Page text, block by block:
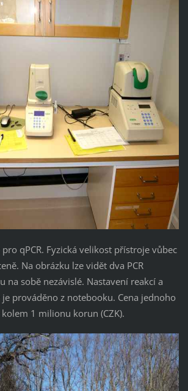
qPCR. Fyzická velikost přístroje vůbec
Na obrázku lze vidět dva PCR
na sobě nezávislé. Nastavení reakcí a
prováděno z notebooku. Cena jednoho
kolem 1 milionu korun (CZK).